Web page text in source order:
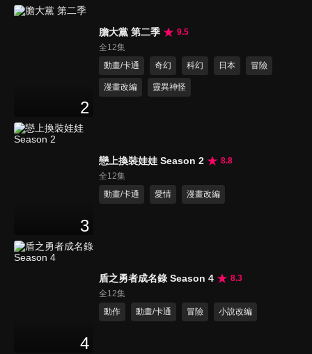
2
膽大黨 第二季
9.5
全12集
動畫/卡通
奇幻 科幻 日本 冒險
漫畫改編 靈異神怪
3
戀上換裝娃娃 Season 2
8.8
全12集
動畫/卡通
愛情 漫畫改編
4
盾之勇者成名錄 Season 4
8.3
全12集
動作
動畫/卡通 冒險 小說改編